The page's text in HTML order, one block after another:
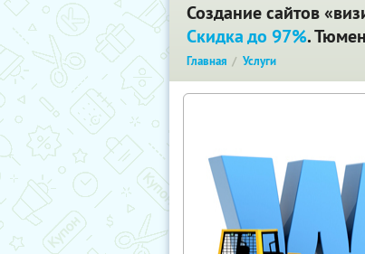
Создание сайтов
Скидка до 97%.
Главная Услуги